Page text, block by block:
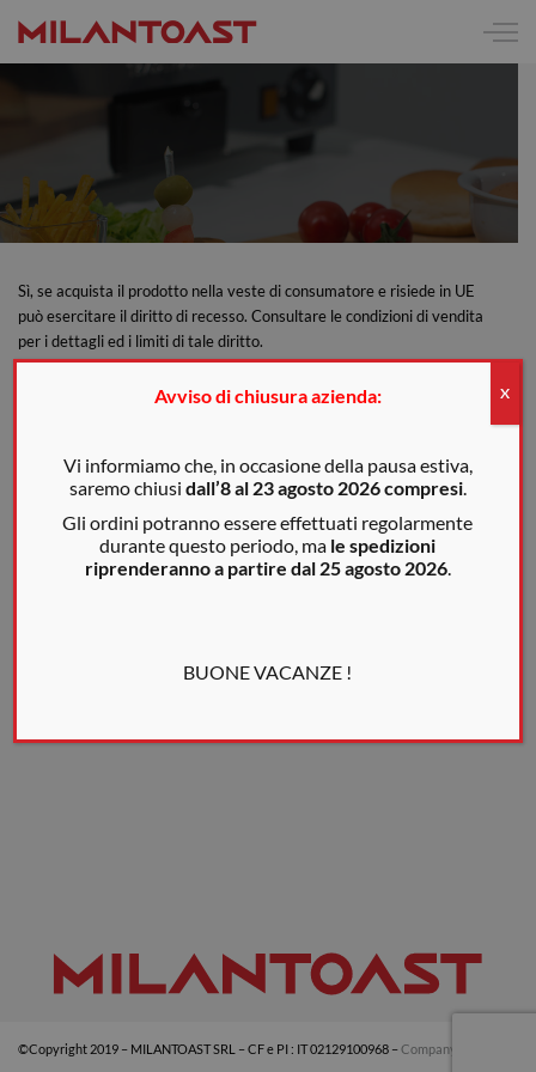
Sì, se acquista il prodotto nella veste di consumatore e risiede in UE
può esercitare il diritto di recesso. Consultare le condizioni di vendita
per i dettagli ed i limiti di tale diritto.
©Copyright 2019 – MILANTOAST SRL – CF e PI : IT 02129100968 –Company info
Avviso di chiusura azienda:
Vi informiamo che, in occasione della pausa estiva,
saremo chiusi dall’8 al 23 agosto 2026 compresi.
Gli ordini potranno essere effettuati regolarmente
durante questo periodo, ma le spedizioni
riprenderanno a partire dal 25 agosto 2026.
BUONE VACANZE !
X